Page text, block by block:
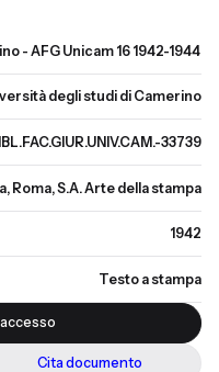
- AFG Unicam 16 1942-1944
degli studi di Camerino
33739
Roma, S.A. Arte della stampa
1942
Testo a stampa
Cita documento